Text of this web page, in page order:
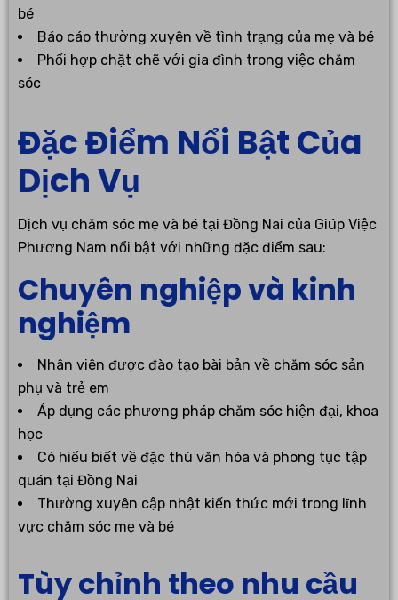
bé
Báo cáo thường xuyên về tình trạng của mẹ và bé
Phối hợp chặt chẽ với gia đình trong việc chăm
sóc
Đặc Điểm Nổi Bật Của
Dịch Vụ
Dịch vụ chăm sóc mẹ và bé tại Đồng Nai của Giúp Việc
Phương Nam nổi bật với những đặc điểm sau:
Chuyên nghiệp và kinh
nghiệm
Nhân viên được đào tạo bài bản về chăm sóc sản
phụ và trẻ em
Áp dụng các phương pháp chăm sóc hiện đại, khoa
học
Có hiểu biết về đặc thù văn hóa và phong tục tập
quán tại Đồng Nai
Thường xuyên cập nhật kiến thức mới trong lĩnh
vực chăm sóc mẹ và bé
Tùy chỉnh theo nhu cầu